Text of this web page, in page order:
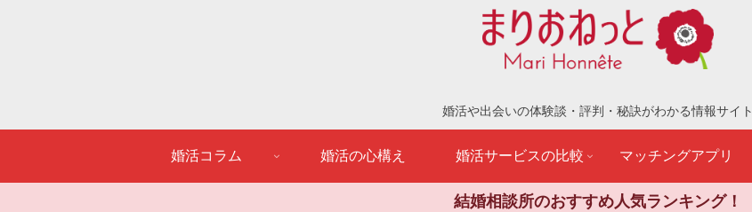
婚活や出会いの体験談・評判・秘訣がわかる情報サイト
婚活コラム 婚活の心構え 婚活サービスの比較 マッチングアプリ
結婚相談所のおすすめ人気ランキング！